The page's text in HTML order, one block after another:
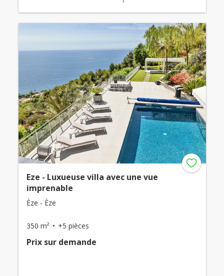
Eze - Luxueuse villa avec une vue
imprenable
Èze - Èze
350 m² +5 pièces
Prix ​​sur demande